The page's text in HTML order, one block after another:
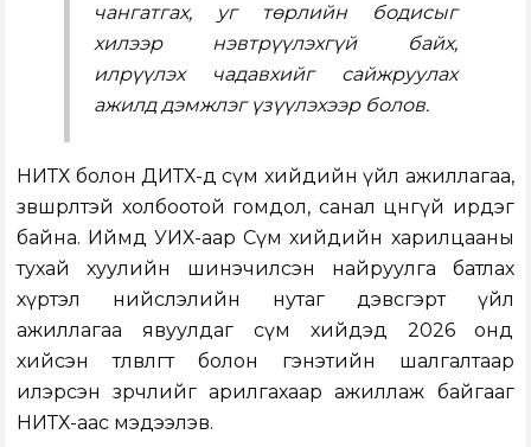
чангатгах, уг төрлийн бодисыг
хилээр нэвтрүүлэхгүй байх,
илрүүлэх чадавхийг сайжруулах
ажилд дэмжлэг үзүүлэхээр болов.
НИТХ болон ДИТХ-д сүм хийдийн үйл ажиллагаа,
зөвшөөрөлтэй холбоотой гомдол, санал цөөнгүй ирдэг
байна. Иймд УИХ-аар Сүм хийдийн харилцааны
тухай хуулийн шинэчилсэн найруулга батлах
хүртэл нийслэлийн нутаг дэвсгэрт үйл
ажиллагаа явуулдаг сүм хийдэд 2026 онд
хийсэн төлөвлөгөөт болон гэнэтийн шалгалтаар
илэрсэн зөрчлийг арилгахаар ажиллаж байгааг
НИТХ-аас мэдээлэв.